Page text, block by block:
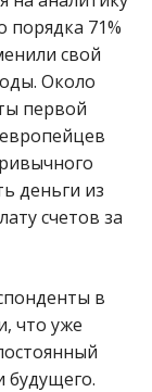
порядка 71%
свой
Около
первой
деньги из
счетов за
в
что уже
будущего.